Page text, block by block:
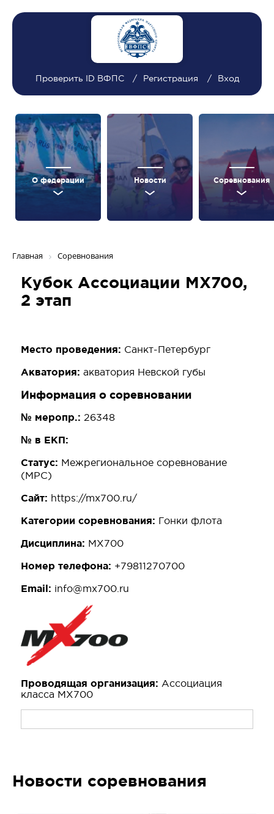
Проверить ID ВФПС Регистрация Вход
О федерации Новости Соревнования
Главная Соревнования
Кубок Ассоциации MX700,
2 этап
Место проведения: Санкт-Петербург
Акватория: акватория Невской губы
Информация о соревновании
№ меропр.: 26348
№ в ЕКП:
Статус: Межрегиональное соревнование
(МРС)
Сайт: https://mx700.ru/
Категории соревнования: Гонки флота
Дисциплина: MX700
Номер телефона: +79811270700
Email: info@mx700.ru
Проводящая организация: Ассоциация
класса МХ700
Новости соревнования